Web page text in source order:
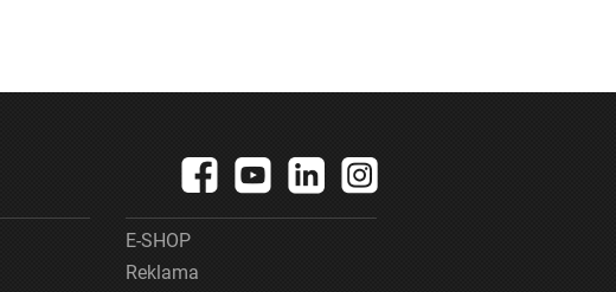
E-SHOP
Reklama